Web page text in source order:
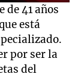
de 41 años
está
por ser la
del